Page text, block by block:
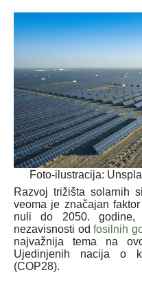
Foto-ilustracija:
Razvoj trižišta solarnih
veoma je značajan
nuli do 2050.
nezavisnosti odfosilnih
najvažnija tema na
Ujedinjenih nacija o
(COP28).